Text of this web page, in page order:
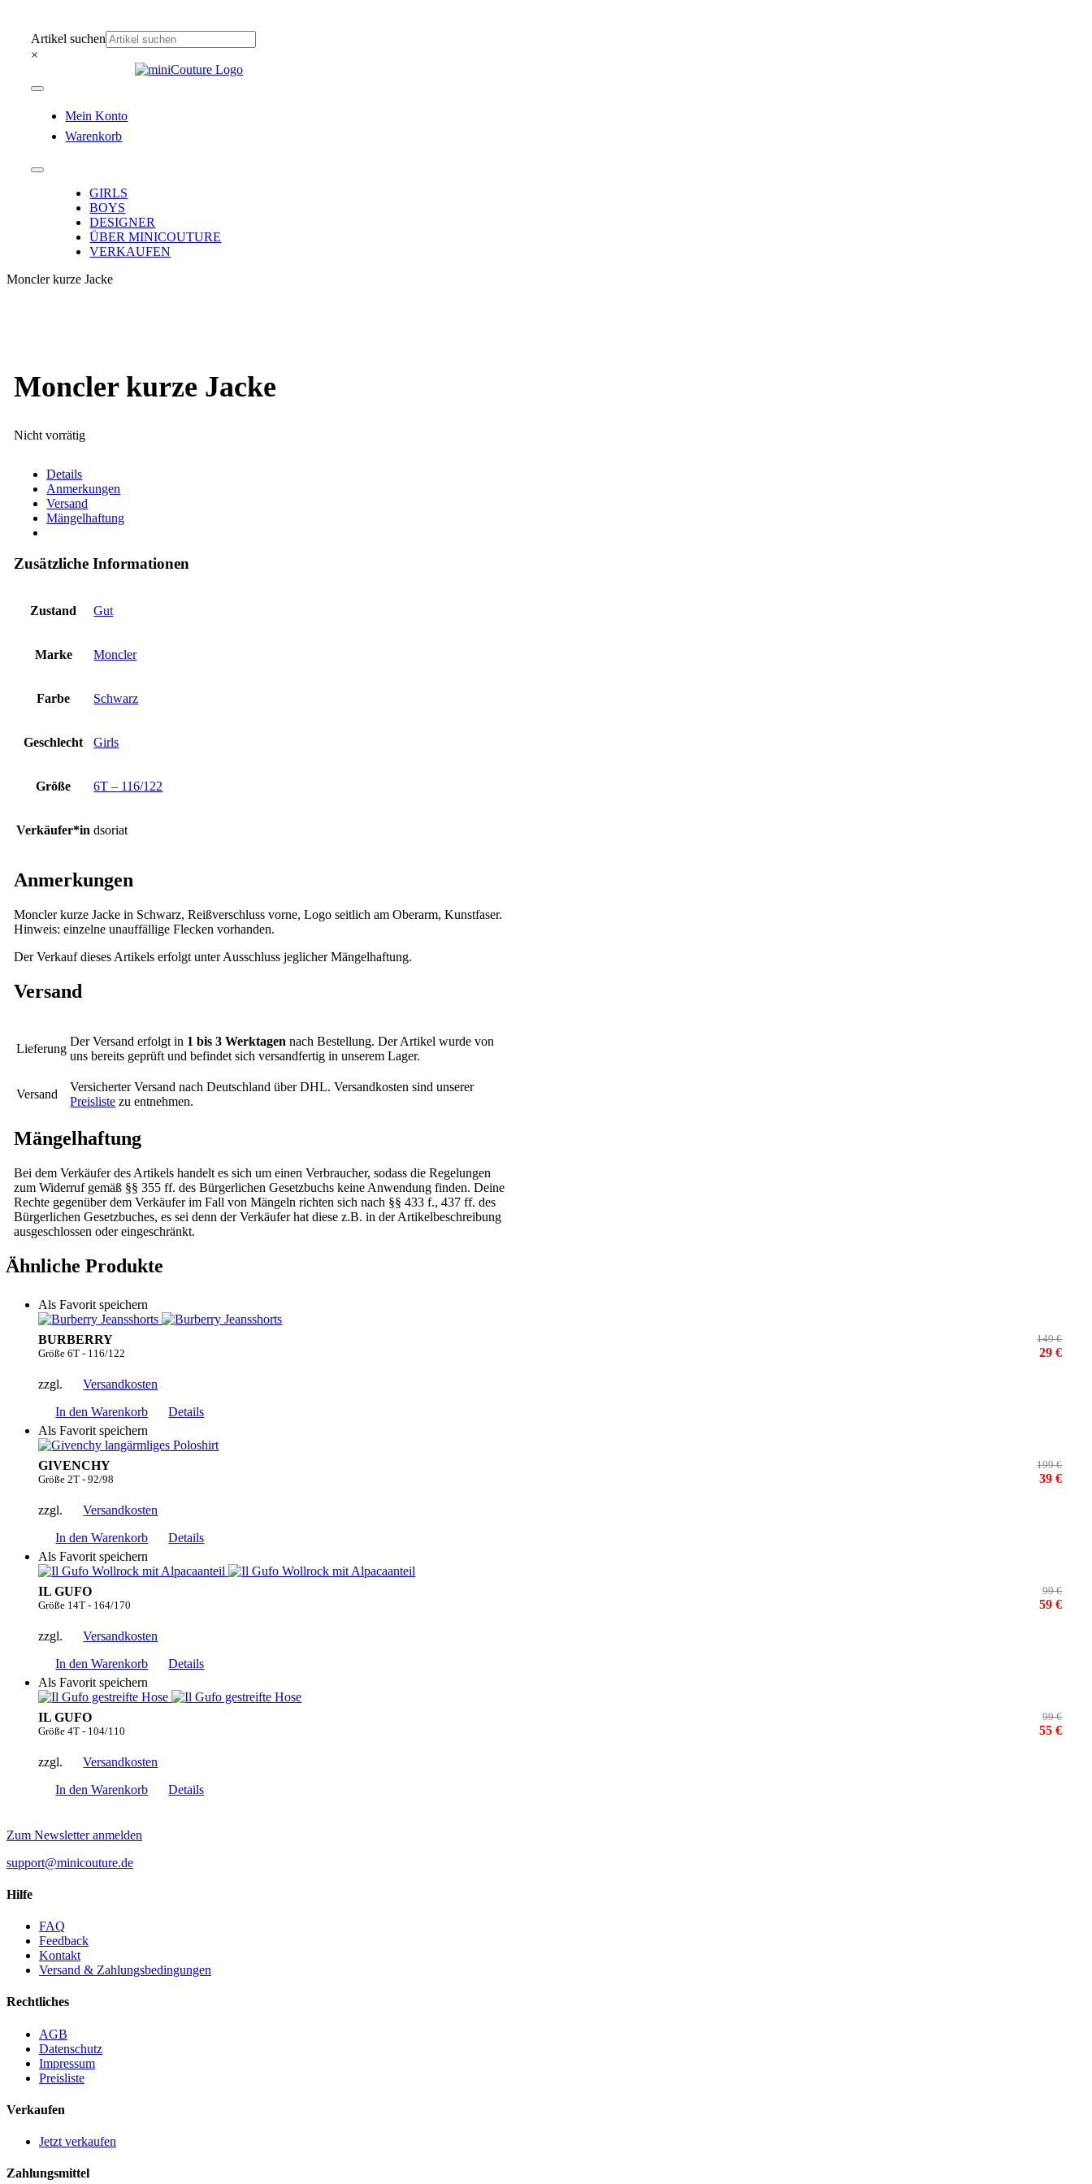
springenArtikel suchen
×
Toggle
Mein Konto
Warenkorb
Toggle
GIRLS
BOYS
DESIGNER
ÜBER MINICOUTURE
VERKAUFEN
Moncler kurze Jacke
Moncler kurze Jacke
Nicht vorrätig
Details
Anmerkungen
Versand
Mängelhaftung
Zusätzliche Informationen
Zustand Gut
Marke Moncler
Farbe Schwarz
Geschlecht Girls
Größe 6T – 116/122
Verkäufer*in dsoriat
Anmerkungen
Moncler kurze Jacke in Schwarz, Reißverschluss vorne, Logo seitlich am Oberarm, Kunstfaser.
Hinweis: einzelne unauffällige Flecken vorhanden.
Der Verkauf dieses Artikels erfolgt unter Ausschluss jeglicher Mängelhaftung.
Versand
Lieferung
Der Versand erfolgt in 1 bis 3 Werktagen nach Bestellung. Der Artikel wurde von
uns bereits geprüft und befindet sich versandfertig in unserem Lager.
Versand
Versicherter Versand nach Deutschland über DHL. Versandkosten sind unserer
Preisliste zu entnehmen.
Mängelhaftung
Bei dem Verkäufer des Artikels handelt es sich um einen Verbraucher, sodass die Regelungen
zum Widerruf gemäß §§ 355 ff. des Bürgerlichen Gesetzbuchs keine Anwendung finden. Deine
Rechte gegenüber dem Verkäufer im Fall von Mängeln richten sich nach §§ 433 f., 437 ff. des
Bürgerlichen Gesetzbuches, es sei denn der Verkäufer hat diese z.B. in der Artikelbeschreibung
ausgeschlossen oder eingeschränkt.
Ähnliche Produkte
Als Favorit speichern
BURBERRY
Größe 6T - 116/122
149 €
29 €
zzgl.
Versandkosten
In den Warenkorb
Details
Als Favorit speichern
GIVENCHY
Größe 2T - 92/98
199 €
39 €
zzgl.
Versandkosten
In den Warenkorb
Details
Als Favorit speichern
IL GUFO
Größe 14T - 164/170
99 €
59 €
zzgl.
Versandkosten
In den Warenkorb
Details
Als Favorit speichern
IL GUFO
Größe 4T - 104/110
99 €
55 €
zzgl.
Versandkosten
In den Warenkorb
Details
Zum Newsletter anmelden
support@minicouture.de
Hilfe
FAQ
Feedback
Kontakt
Versand & Zahlungsbedingungen
Rechtliches
AGB
Datenschutz
Impressum
Preisliste
Verkaufen
Jetzt verkaufen
Zahlungsmittel